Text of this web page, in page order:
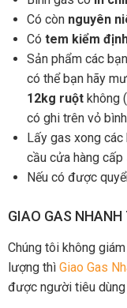
Có còn nguyên
Có tem kiểm
Sản phẩm các
có thể bạn hãy
12kg ruột không
có ghi trên vỏ
Lấy gas xong
cầu cửa hàng cấp
Nếu có được
GIAO GAS
Chúng tôi không
lượng thì Giao Gas
được người tiêu dùng